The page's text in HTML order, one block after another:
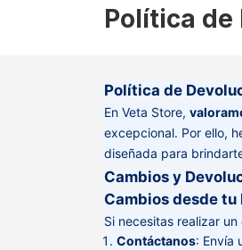
Política de
Política de
En Veta Store,
excepcional. Por ello,
diseñada para
Cambios y
Cambios desde tu
Si necesitas realizar
Contáctanos: Envía